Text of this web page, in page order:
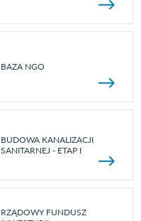
BAZA NGO
BUDOWA KANALIZACJI
SANITARNEJ - ETAP I
RZĄDOWY FUNDUSZ